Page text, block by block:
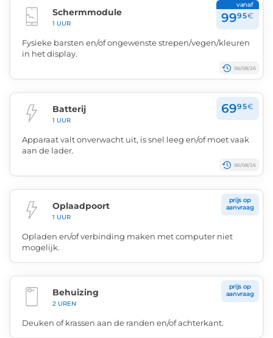
Schermmodule
1 UUR
vanaf
9995€
Fysieke barsten en/of ongewenste strepen/vegen/kleuren
in het display.
06/08/26
Batterij
1 UUR
6995€
Apparaat valt onverwacht uit, is snel leeg en/of moet vaak
aan de lader.
06/08/26
Oplaadpoort
1 UUR
prijs op
aanvraag
Opladen en/of verbinding maken met computer niet
mogelijk.
Behuizing
2 UREN
prijs op
aanvraag
Deuken of krassen aan de randen en/of achterkant.